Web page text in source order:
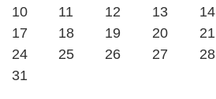
10
11 12 13 14
17
18 19 20 21
24
25 26 27 28
31